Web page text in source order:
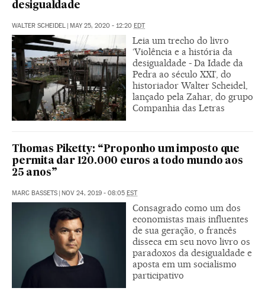
desigualdade
WALTER SCHEIDEL MAY 25, 2020 - 12:20 EDT
Leia um trecho do livro
‘Violência e a história da
desigualdade - Da Idade da
Pedra ao século XXI’, do
historiador Walter Scheidel,
lançado pela Zahar, do grupo
Companhia das Letras
Thomas Piketty: “Proponho um imposto que
permita dar 120.000 euros a todo mundo aos
25 anos”
MARC BASSETS | NOV 24, 2019 - 08:05 EST
Consagrado como um dos
economistas mais influentes
de sua geração, o francês
disseca em seu novo livro os
paradoxos da desigualdade e
aposta em um socialismo
participativo